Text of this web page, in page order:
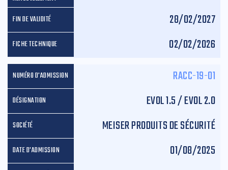
28/02/2027
02/02/2026
RACC-19-01
EVOL 1.5 / EVOL 2.0
MEISER PRODUITS DE SÉCURITÉ
01/08/2025